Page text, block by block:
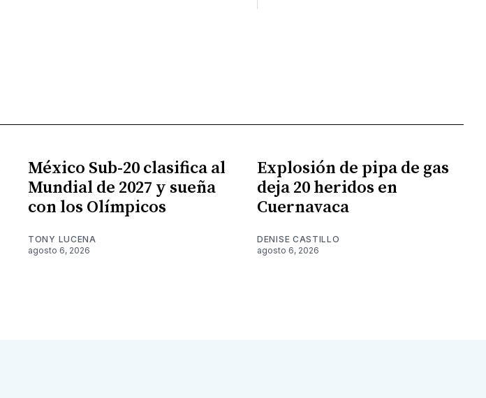
México Sub-20 clasifica al
Mundial de 2027 y sueña
con los Olímpicos
TONY LUCENA
agosto 6, 2026
Explosión de pipa de gas
deja 20 heridos en
Cuernavaca
DENISE CASTILLO
agosto 6, 2026